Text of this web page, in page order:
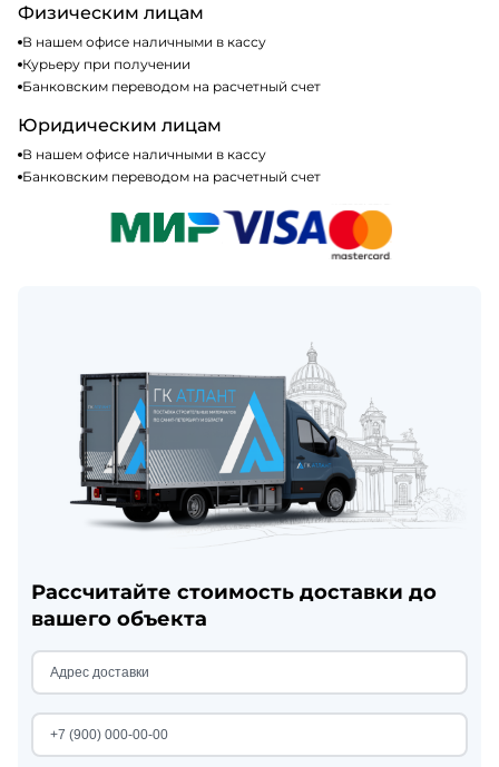
Физическим лицам
В нашем офисе наличными в кассу
Курьеру при получении
Банковским переводом на расчетный счет
Юридическим лицам
В нашем офисе наличными в кассу
Банковским переводом на расчетный счет
Рассчитайте стоимость доставки до
вашего объекта